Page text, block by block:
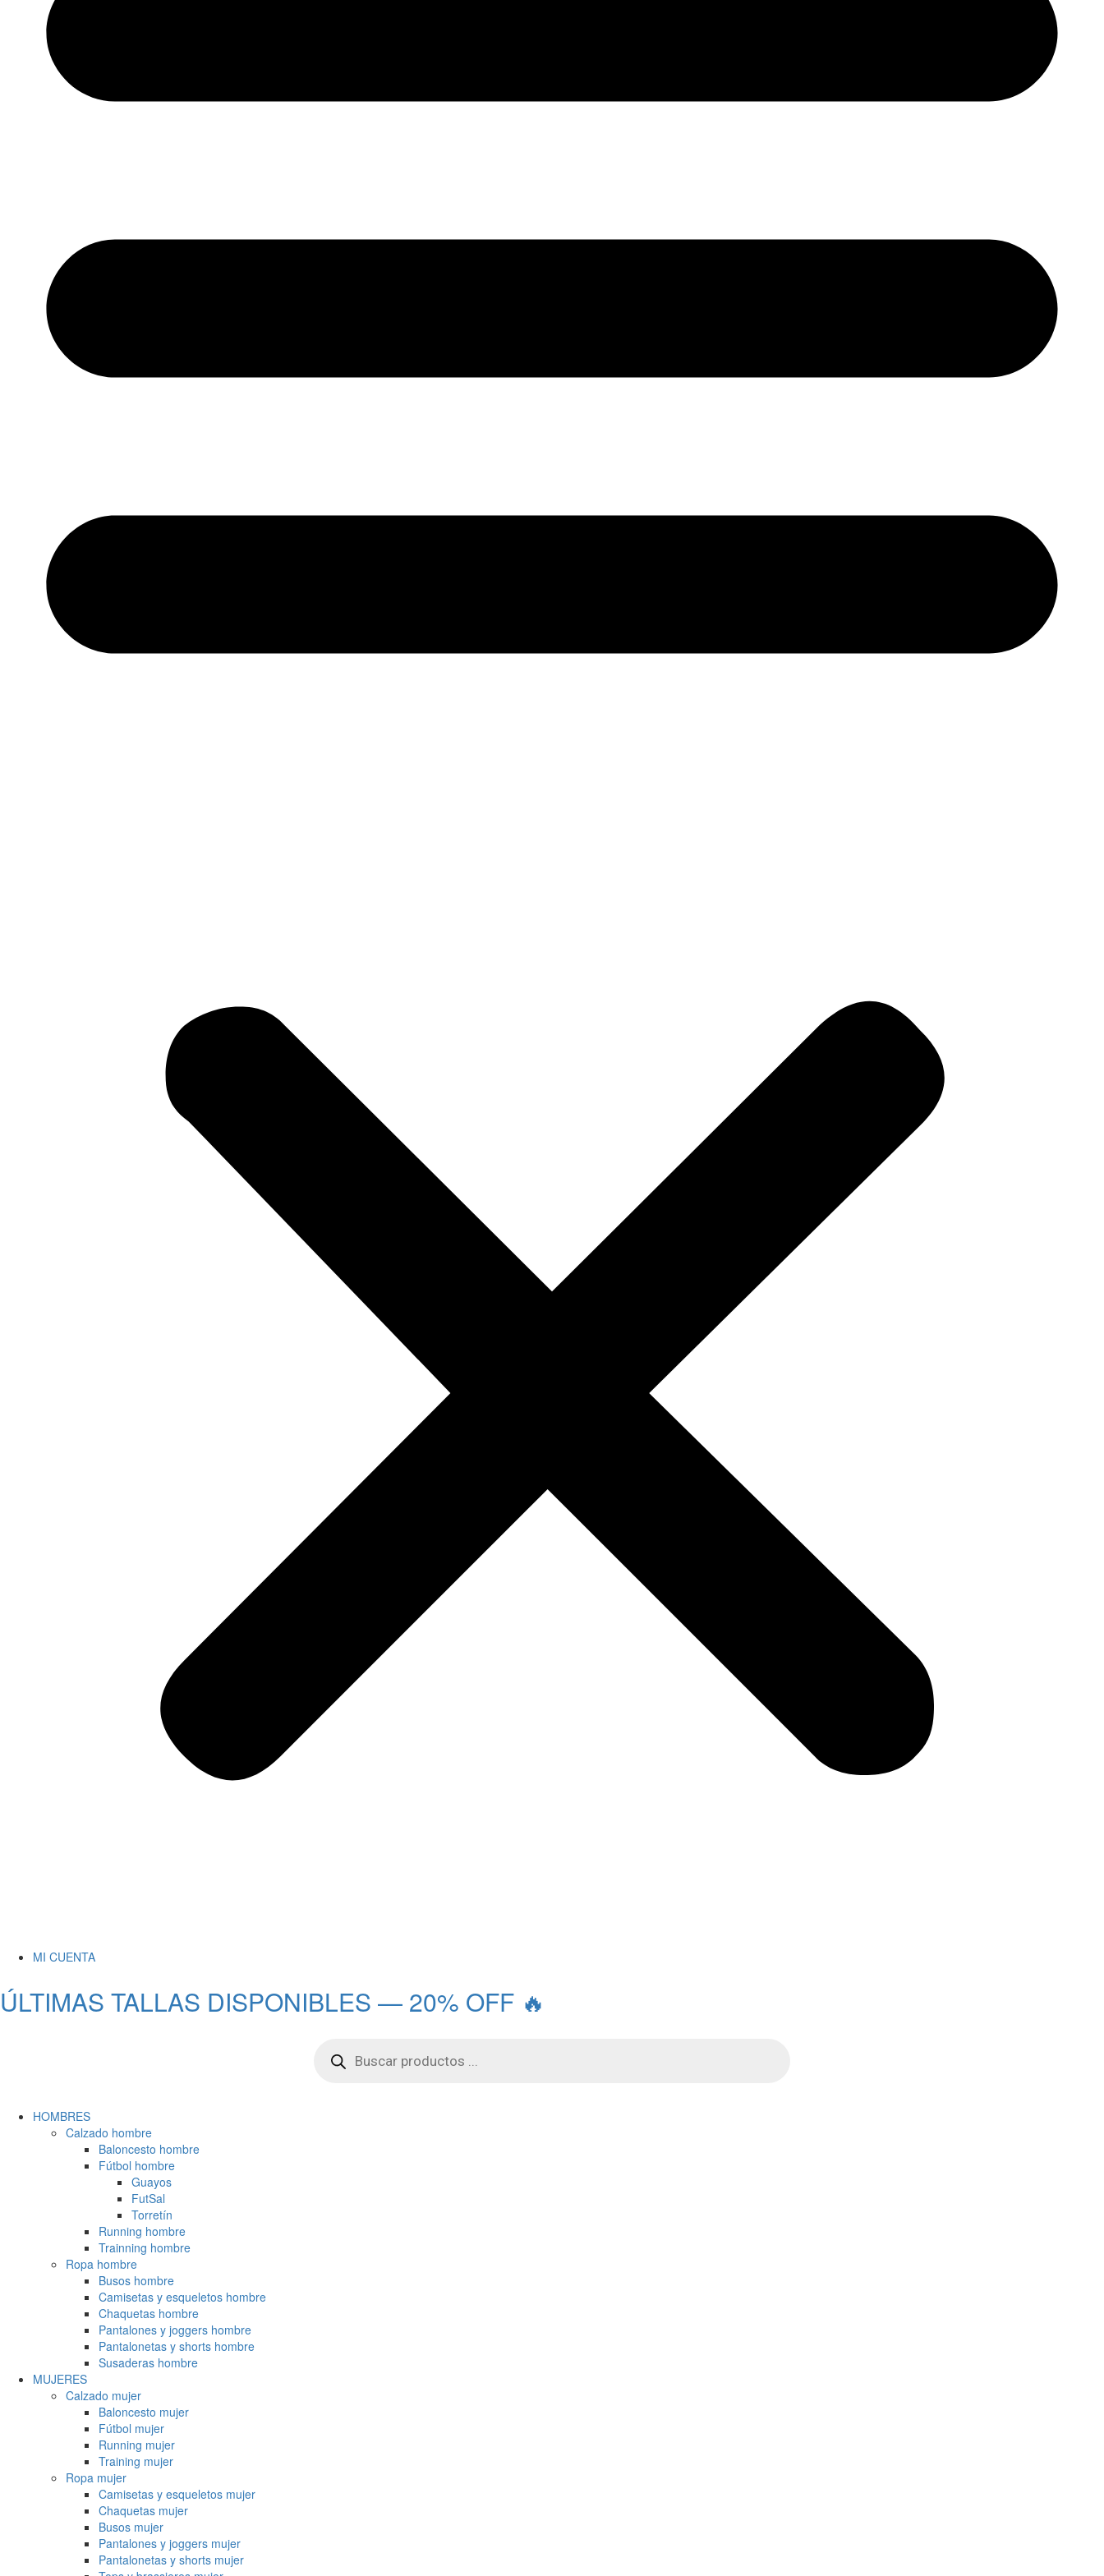
MI CUENTA
ÚLTIMAS TALLAS DISPONIBLES — 20% OFF 🔥
HOMBRES
Calzado hombre
Baloncesto hombre
Fútbol hombre
Guayos
FutSal
Torretín
Running hombre
Trainning hombre
Ropa hombre
Busos hombre
Camisetas y esqueletos hombre
Chaquetas hombre
Pantalones y joggers hombre
Pantalonetas y shorts hombre
Susaderas hombre
MUJERES
Calzado mujer
Baloncesto mujer
Fútbol mujer
Running mujer
Training mujer
Ropa mujer
Camisetas y esqueletos mujer
Chaquetas mujer
Busos mujer
Pantalones y joggers mujer
Pantalonetas y shorts mujer